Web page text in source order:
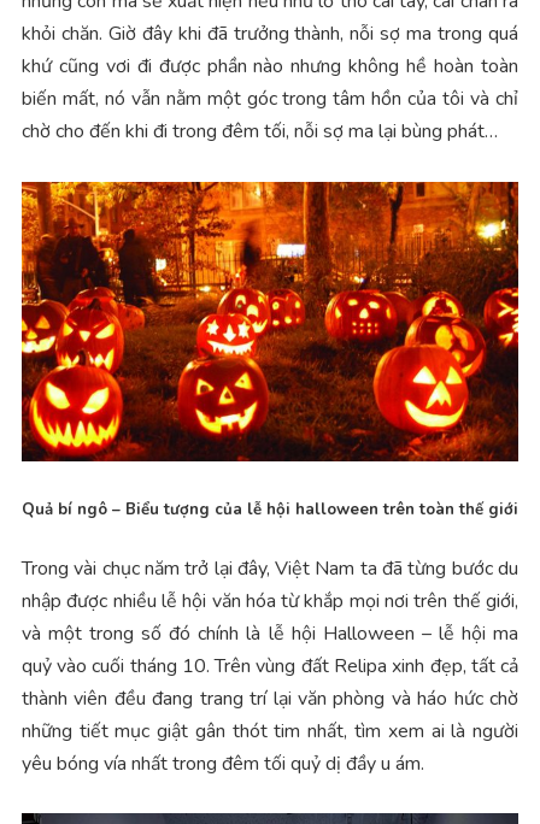
khỏi chăn. Giờ đây khi đã trưởng thành, nỗi sợ ma trong quá
khứ cũng vơi đi được phần nào nhưng không hề hoàn toàn
biến mất, nó vẫn nằm một góc trong tâm hồn của tôi và chỉ
chờ cho đến khi đi trong đêm tối, nỗi sợ ma lại bùng phát…
Quả bí ngô – Biểu tượng của lễ hội halloween trên toàn thế giới
Trong vài chục năm trở lại đây, Việt Nam ta đã từng bước du
nhập được nhiều lễ hội văn hóa từ khắp mọi nơi trên thế giới,
và một trong số đó chính là lễ hội Halloween – lễ hội ma
quỷ vào cuối tháng 10. Trên vùng đất Relipa xinh đẹp, tất cả
thành viên đều đang trang trí lại văn phòng và háo hức chờ
những tiết mục giật gân thót tim nhất, tìm xem ai là người
yêu bóng vía nhất trong đêm tối quỷ dị đầy u ám.